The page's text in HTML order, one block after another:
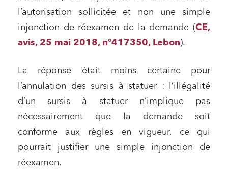
l’autorisation sollicitée et non une simple
injonction de réexamen de la demande (CE,
avis, 25 mai 2018, n°417350, Lebon).
La réponse était moins certaine pour
l’annulation des sursis à statuer : l’illégalité
d’un sursis à statuer n’implique pas
nécessairement que la demande soit
conforme aux règles en vigueur, ce qui
pourrait justifier une simple injonction de
réexamen.